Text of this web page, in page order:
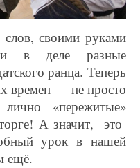
своими руками
в деле разные
ранца. Теперь
времен — не просто
«пережитые»
А значит, это
урок в нашей
ещё.